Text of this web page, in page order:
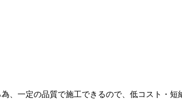
、一定の品質で施工できるので、低コスト・短